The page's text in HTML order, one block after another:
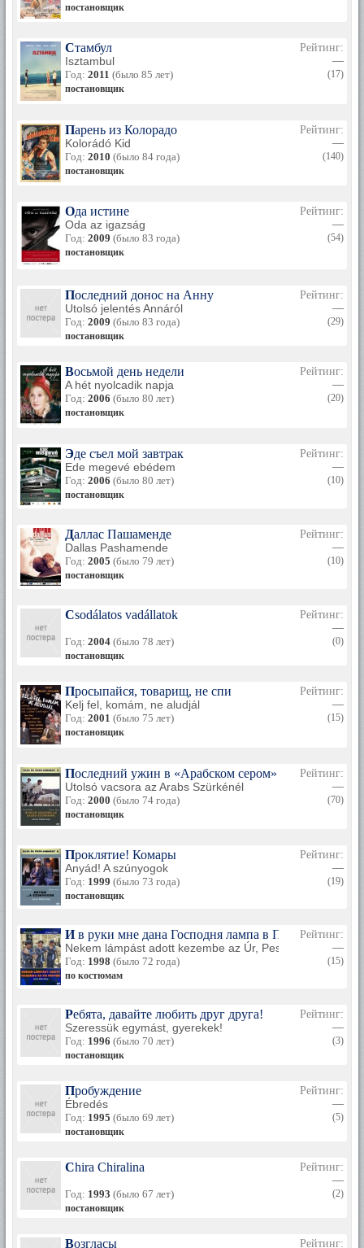
постановщик
Стамбул
Isztambul
Год: 2011 (было 85 лет)
постановщик
Рейтинг:
—
(17)
Парень из Колорадо
Kolorádó Kid
Год: 2010 (было 84 года)
постановщик
Рейтинг:
—
(140)
Ода истине
Oda az igazság
Год: 2009 (было 83 года)
постановщик
Рейтинг:
—
(54)
Последний донос на Анну
Utolsó jelentés Annáról
Год: 2009 (было 83 года)
постановщик
Рейтинг:
—
(29)
Восьмой день недели
A hét nyolcadik napja
Год: 2006 (было 80 лет)
постановщик
Рейтинг:
—
(20)
Эде съел мой завтрак
Ede megevé ebédem
Год: 2006 (было 80 лет)
постановщик
Рейтинг:
—
(10)
Даллас Пашаменде
Dallas Pashamende
Год: 2005 (было 79 лет)
постановщик
Рейтинг:
—
(10)
Csodálatos vadállatok
Год: 2004 (было 78 лет)
постановщик
Рейтинг:
—
(0)
Просыпайся, товарищ, не спи
Kelj fel, komám, ne aludjál
Год: 2001 (было 75 лет)
постановщик
Рейтинг:
—
(15)
Последний ужин в «Арабском сером»
Utolsó vacsora az Arabs Szürkénél
Год: 2000 (было 74 года)
постановщик
Рейтинг:
—
(70)
Проклятие! Комары
Anyád! A szúnyogok
Год: 1999 (было 73 года)
постановщик
Рейтинг:
—
(19)
И в руки мне дана Господня лампа в Пеште
Nekem lámpást adott kezembe az Úr, Pesten
Год: 1998 (было 72 года)
по костюмам
Рейтинг:
—
(15)
Ребята, давайте любить друг друга!
Szeressük egymást, gyerekek!
Год: 1996 (было 70 лет)
постановщик
Рейтинг:
—
(3)
Пробуждение
Ébredés
Год: 1995 (было 69 лет)
постановщик
Рейтинг:
—
(5)
Chira Chiralina
Год: 1993 (было 67 лет)
постановщик
Рейтинг:
—
(2)
Возгласы Рейтинг: